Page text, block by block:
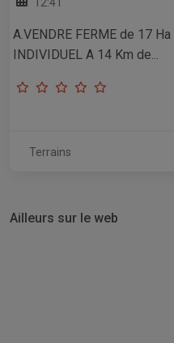
A.VENDRE FERME de 17
INDIVIDUEL A 14 Km de...
Terrains
Ailleurs sur le web